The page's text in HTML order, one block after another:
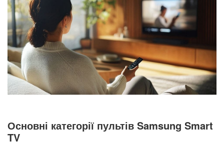
Основні категорії пультів Samsung Smart
TV